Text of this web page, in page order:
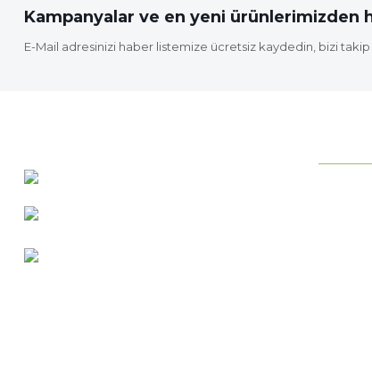
Kampanyalar ve en yeni ürünlerimizden
E-Mail adresinizi haber listemize ücretsiz kaydedin, bizi takip